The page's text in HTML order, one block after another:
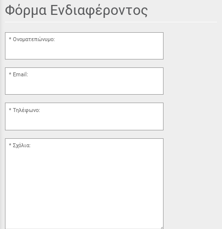
Φόρμα Ενδιαφέροντος
Ονοματεπώνυμο:
Email:
Τηλέφωνο:
Σχόλια: